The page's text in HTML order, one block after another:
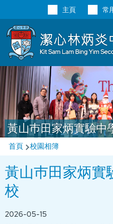
常
主頁
黃山巿田家炳實驗中
導
航
連
結
首頁 校園相簿
黃山巿田家炳實
校
2026-05-15